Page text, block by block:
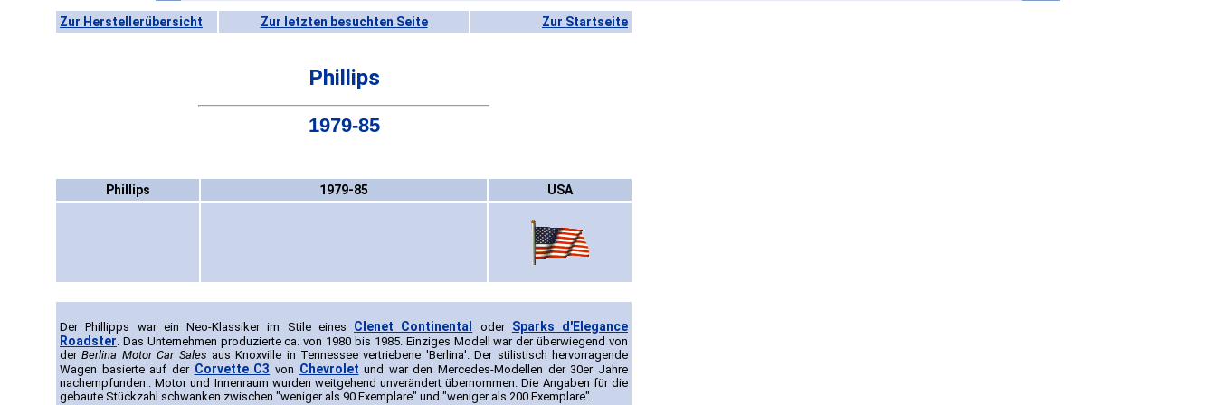
Zur Herstellerübersicht Zur letzten besuchten Seite Zur Startseite
Phillips
1979-85
Phillips 1979-85 USA
Der Phillipps war ein Neo-Klassiker im Stile eines Clenet Continental oder Sparks d'Elegance
Roadster. Das Unternehmen produzierte ca. von 1980 bis 1985. Einziges Modell war der überwiegend von
derBerlina Motor Car Sales aus Knoxville in Tennessee vertriebene 'Berlina'. Der stilistisch hervorragende
Wagen basierte auf der Corvette C3 von Chevrolet und war den Mercedes-Modellen der 30er Jahre
nachempfunden.. Motor und Innenraum wurden weitgehend unverändert übernommen. Die Angaben für die
gebaute Stückzahl schwanken zwischen "weniger als 90 Exemplare" und "weniger als 200 Exemplare".